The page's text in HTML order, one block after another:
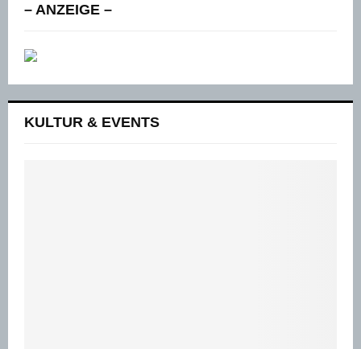
– ANZEIGE –
KULTUR & EVENTS